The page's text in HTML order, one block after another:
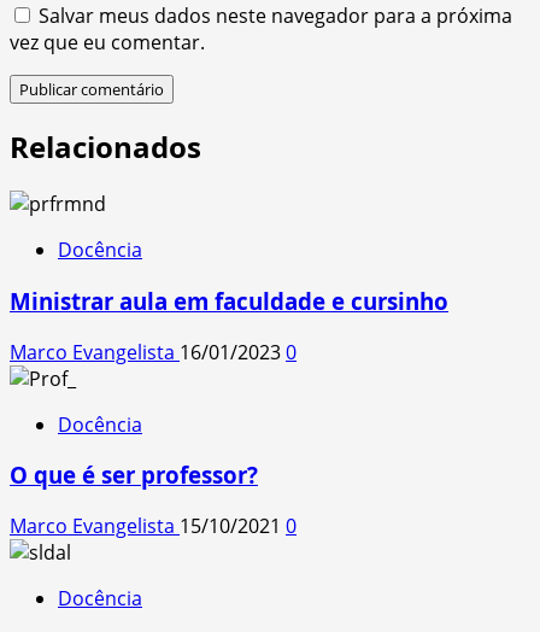
Salvar meus dados neste navegador para a próxima
vez que eu comentar.
Relacionados
Docência
Ministrar aula em faculdade e cursinho
Marco Evangelista 16/01/20230
Docência
O que é ser professor?
Marco Evangelista 15/10/2021 0
Docência